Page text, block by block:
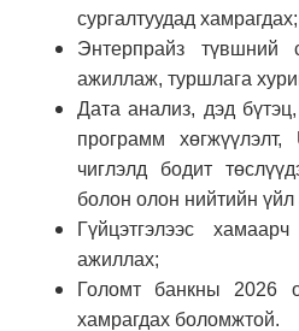
сургалтуудад хамрагдах;
Энтерпрайз түвшний
ажиллаж, туршлага
Дата анализ, дэд
программ
чиглэлд бодит
болон олон нийтийн
Гүйцэтгэлээс
ажиллах;
Голомт банкны 2026
хамрагдах боломжтой.